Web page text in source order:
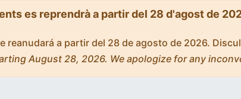
es reprendrà a partir del 28 d'agost de
a partir del 28 de agosto de 2026.
August 28, 2026. We apologize for any